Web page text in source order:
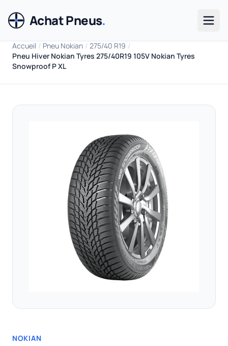
Achat Pneus.
Accueil / Pneu Nokian / 275/40 R19 /
Pneu Hiver Nokian Tyres 275/40R19 105V Nokian Tyres
Snowproof P XL
NOKIAN